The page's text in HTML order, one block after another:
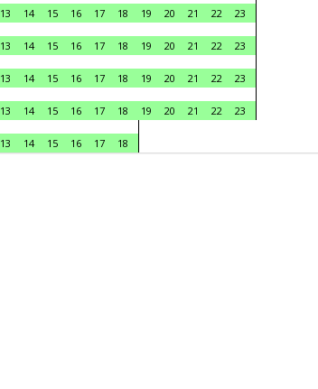
13 14 15 16 17 18 19 20 21 22
23
13 14 15 16 17 18 19 20 21 22
23
13 14 15 16 17 18 19 20 21 22
23
13 14 15 16 17 18 19 20 21 22
23
13 14 15 16 17 18